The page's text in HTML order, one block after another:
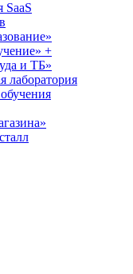
SaaS
+
и ТБ»
лаборатория